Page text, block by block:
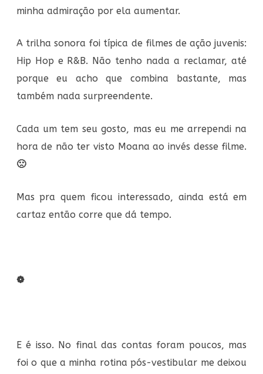
minha admiração por ela aumentar.
A trilha sonora foi típica de filmes de ação juvenis:
Hip Hop e R&B. Não tenho nada a reclamar, até
porque eu acho que combina bastante, mas
também nada surpreendente.
Cada um tem seu gosto, mas eu me arrependi na
hora de não ter visto Moana ao invés desse filme.
🙁
Mas pra quem ficou interessado, ainda está em
cartaz então corre que dá tempo.
❁
E é isso. No final das contas foram poucos, mas
foi o que a minha rotina pós-vestibular me deixou